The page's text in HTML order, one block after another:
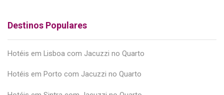
Destinos Populares
Hotéis em Lisboa com Jacuzzi no Quarto
Hotéis em Porto com Jacuzzi no Quarto